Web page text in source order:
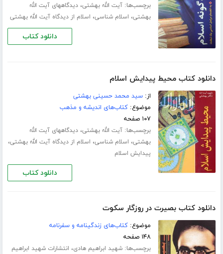
برچسب‌ها:آیت الله بهشتی،دیدگاههای آیت الله
بهشتی، اسلام شناسی، اسلام از دیدگاه آیت الله بهشتی
دانلود کتاب
دانلود کتاب محیط پیدایش اسلام
از:سید محمد حسینی بهشتی
موضوع:کتاب‌های اندیشه و مذهب
۱۰۷ صفحه
برچسب‌ها:آیت الله بهشتی،دیدگاههای آیت الله
بهشتی، اسلام شناسی، اسلام از دیدگاه آیت الله بهشتی،
پیدایش اسلام
دانلود کتاب
دانلود کتاب بصیرت در روزگار سکوت
موضوع:کتاب‌های زندگینامه و سفرنامه
۱۴۸ صفحه
برچسب‌ها:شهید ابراهیم هادی، انتشارات شهید ابراهیم